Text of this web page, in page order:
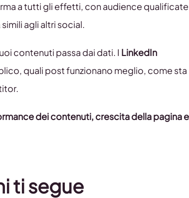
a tutti gli effetti, con audience
agli altri social.
contenuti passa dai dati. I LinkedIn
quali post funzionano meglio, come sta
dei contenuti, crescita della pagina e
ti segue